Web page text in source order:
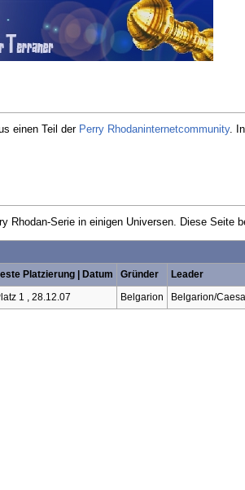
einen Teil der Perry Rhodaninternetcommunity.
Rhodan-Serie in einigen Universen. Diese Seite
Platzierung | Datum Gründer Leader
1 , 28.12.07 Belgarion Belgarion/